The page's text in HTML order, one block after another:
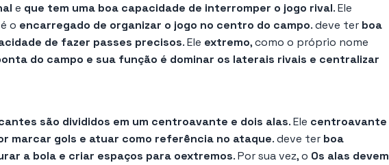
e que tem uma boa capacidade de interromper o jogo rival. Ele
o encarregado de organizar o jogo no centro do campo. deve ter boa
de fazer passes precisos. Ele extremo, como o próprio nome
do campo e sua função é dominar os laterais rivais e centralizar
são divididos em um centroavante e dois alas. Ele centroavante
marcar gols e atuar como referência no ataque. deve ter boa
a bola e criar espaços para oextremos. Por sua vez, o Os alas devem